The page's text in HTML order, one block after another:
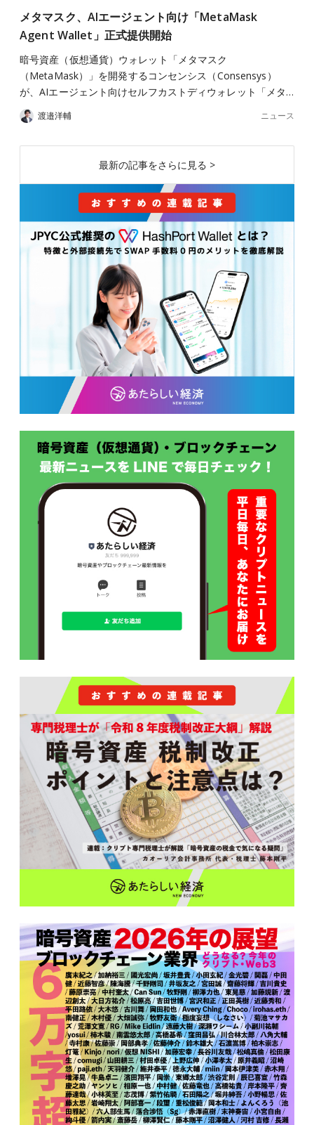
メタマスク、AIエージェント向け「MetaMask
Agent Wallet」正式提供開始
暗号資産（仮想通貨）ウォレット「メタマスク
（MetaMask）」を開発するコンセンシス（Consensys）
が、AIエージェント向けセルフカストディウォレット「メタ…
渡邉洋輔 ニュース
最新の記事をさらに見る >